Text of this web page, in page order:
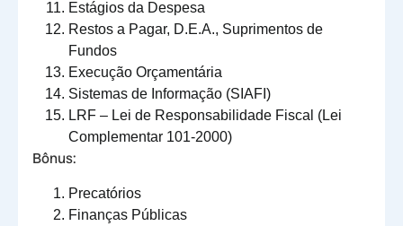
Estágios da Despesa
Restos a Pagar, D.E.A., Suprimentos de
Fundos
Execução Orçamentária
Sistemas de Informação (SIAFI)
LRF – Lei de Responsabilidade Fiscal (Lei
Complementar 101-2000)
Bônus:
Precatórios
Finanças Públicas